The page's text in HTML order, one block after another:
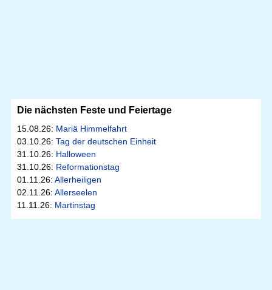
Die nächsten Feste und Feiertage
15.08.26: Mariä Himmelfahrt
03.10.26: Tag der deutschen Einheit
31.10.26: Halloween
31.10.26: Reformationstag
01.11.26: Allerheiligen
02.11.26: Allerseelen
11.11.26: Martinstag